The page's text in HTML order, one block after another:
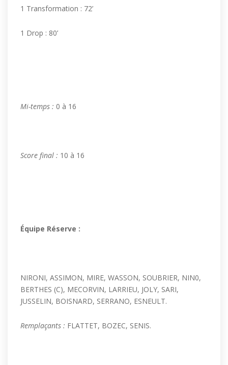
1 Transformation : 72’
1 Drop : 80’
Mi-temps : 0 à 16
Score final : 10 à 16
Équipe Réserve :
NIRONI, ASSIMON, MIRE, WASSON, SOUBRIER, NIN0,
BERTHES (C), MECORVIN, LARRIEU, JOLY, SARI,
JUSSELIN, BOISNARD, SERRANO, ESNEULT.
Remplaçants : FLATTET, BOZEC, SENIS.